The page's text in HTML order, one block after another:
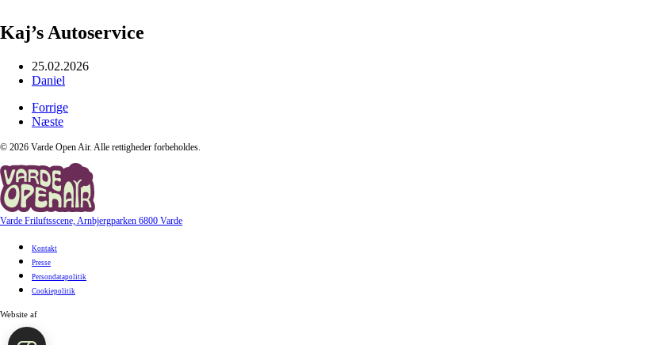
Kaj’s Autoservice
25.02.2026
Daniel
Forrige
Næste
© 2026 Varde Open Air. Alle rettigheder forbeholdes.
Varde Friluftsscene, Arnbjergparken 6800 Varde
Kontakt
Presse
Persondatapolitik
Cookiepolitik
Website af